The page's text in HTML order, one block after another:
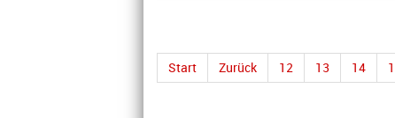
Start Zurück 12 13 14